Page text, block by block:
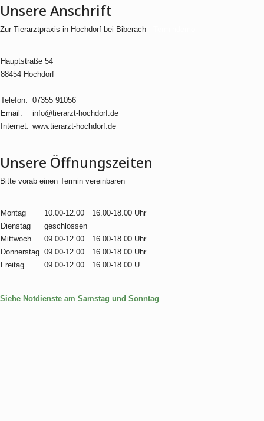
Unsere Anschrift
Zur Tierarztpraxis in Hochdorf bei Biberach
Hauptstraße 54
88454 Hochdorf
Telefon: 07355 91056
Email:
info@tierarzt-hochdorf.de
Internet: www.tierarzt-hochdorf.de
Unsere Öffnungszeiten
Bitte vorab einen Termin vereinbaren
Montag 10.00-12.00
16.00-18.00 Uhr
Dienstag
geschlossen
Mittwoch
09.00-12.00
16.00-18.00 Uhr
Donnerstag 09.00-12.00
16.00-18.00 Uhr
Freitag
09.00-12.00 16.00-18.00 U
Siehe Notdienste am Samstag und Sonntag